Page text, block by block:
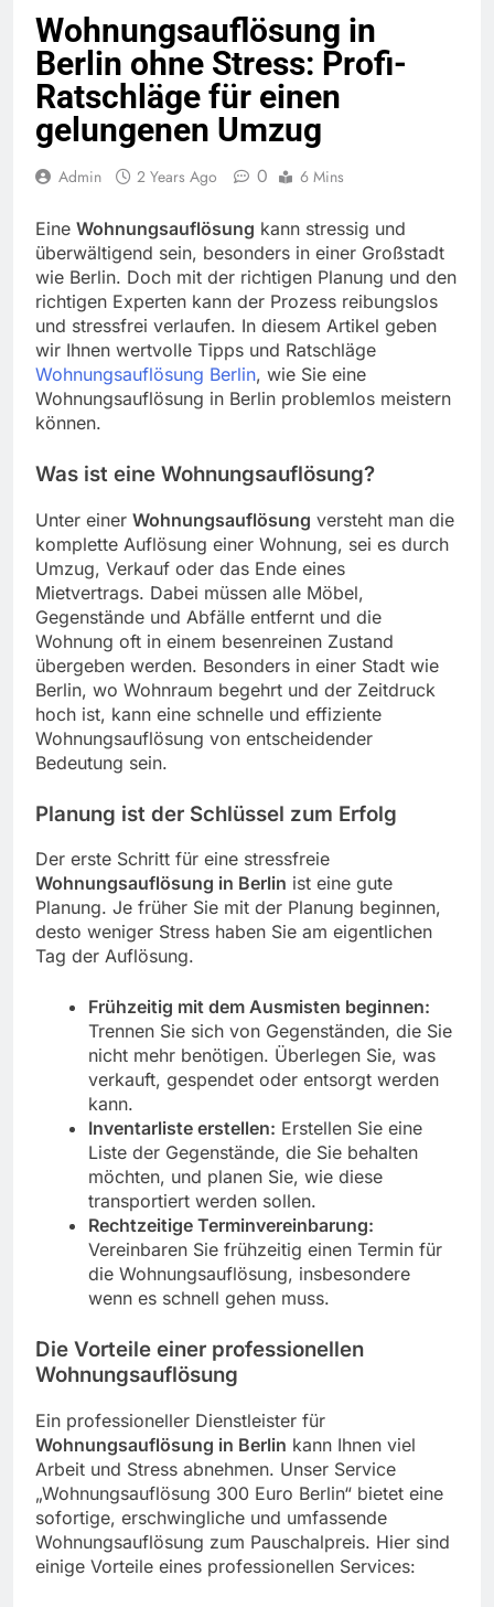
Wohnungsauflösung in
Berlin ohne Stress: Profi-
Ratschläge für einen
gelungenen Umzug
Admin 2 Years Ago 0 6 Mins
Eine Wohnungsauflösung kann stressig und
überwältigend sein, besonders in einer Großstadt
wie Berlin. Doch mit der richtigen Planung und den
richtigen Experten kann der Prozess reibungslos
und stressfrei verlaufen. In diesem Artikel geben
wir Ihnen wertvolle Tipps und Ratschläge
Wohnungsauflösung Berlin, wie Sie eine
Wohnungsauflösung in Berlin problemlos meistern
können.
Was ist eine Wohnungsauflösung?
Unter einer Wohnungsauflösung versteht man die
komplette Auflösung einer Wohnung, sei es durch
Umzug, Verkauf oder das Ende eines
Mietvertrags. Dabei müssen alle Möbel,
Gegenstände und Abfälle entfernt und die
Wohnung oft in einem besenreinen Zustand
übergeben werden. Besonders in einer Stadt wie
Berlin, wo Wohnraum begehrt und der Zeitdruck
hoch ist, kann eine schnelle und effiziente
Wohnungsauflösung von entscheidender
Bedeutung sein.
Planung ist der Schlüssel zum Erfolg
Der erste Schritt für eine stressfreie
Wohnungsauflösung in Berlin ist eine gute
Planung. Je früher Sie mit der Planung beginnen,
desto weniger Stress haben Sie am eigentlichen
Tag der Auflösung.
Frühzeitig mit dem Ausmisten beginnen:
Trennen Sie sich von Gegenständen, die Sie
nicht mehr benötigen. Überlegen Sie, was
verkauft, gespendet oder entsorgt werden
kann.
Inventarliste erstellen: Erstellen Sie eine
Liste der Gegenstände, die Sie behalten
möchten, und planen Sie, wie diese
transportiert werden sollen.
Rechtzeitige Terminvereinbarung:
Vereinbaren Sie frühzeitig einen Termin für
die Wohnungsauflösung, insbesondere
wenn es schnell gehen muss.
Die Vorteile einer professionellen
Wohnungsauflösung
Ein professioneller Dienstleister für
Wohnungsauflösung in Berlin kann Ihnen viel
Arbeit und Stress abnehmen. Unser Service
„Wohnungsauflösung 300 Euro Berlin“ bietet eine
sofortige, erschwingliche und umfassende
Wohnungsauflösung zum Pauschalpreis. Hier sind
einige Vorteile eines professionellen Services: